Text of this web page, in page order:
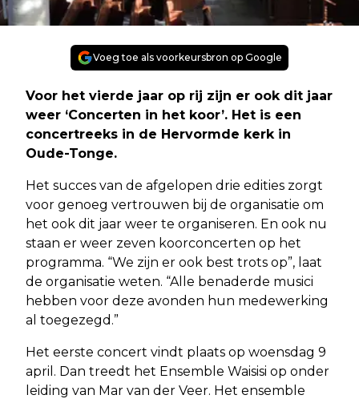
Voeg toe als voorkeursbron op Google
Voor het vierde jaar op rij zijn er ook dit jaar
weer ‘Concerten in het koor’. Het is een
concertreeks in de Hervormde kerk in
Oude-Tonge.
Het succes van de afgelopen drie edities zorgt
voor genoeg vertrouwen bij de organisatie om
het ook dit jaar weer te organiseren. En ook nu
staan er weer zeven koorconcerten op het
programma. “We zijn er ook best trots op”, laat
de organisatie weten. “Alle benaderde musici
hebben voor deze avonden hun medewerking
al toegezegd.”
Het eerste concert vindt plaats op woensdag 9
april. Dan treedt het Ensemble Waisisi op onder
leiding van Mar van der Veer. Het ensemble